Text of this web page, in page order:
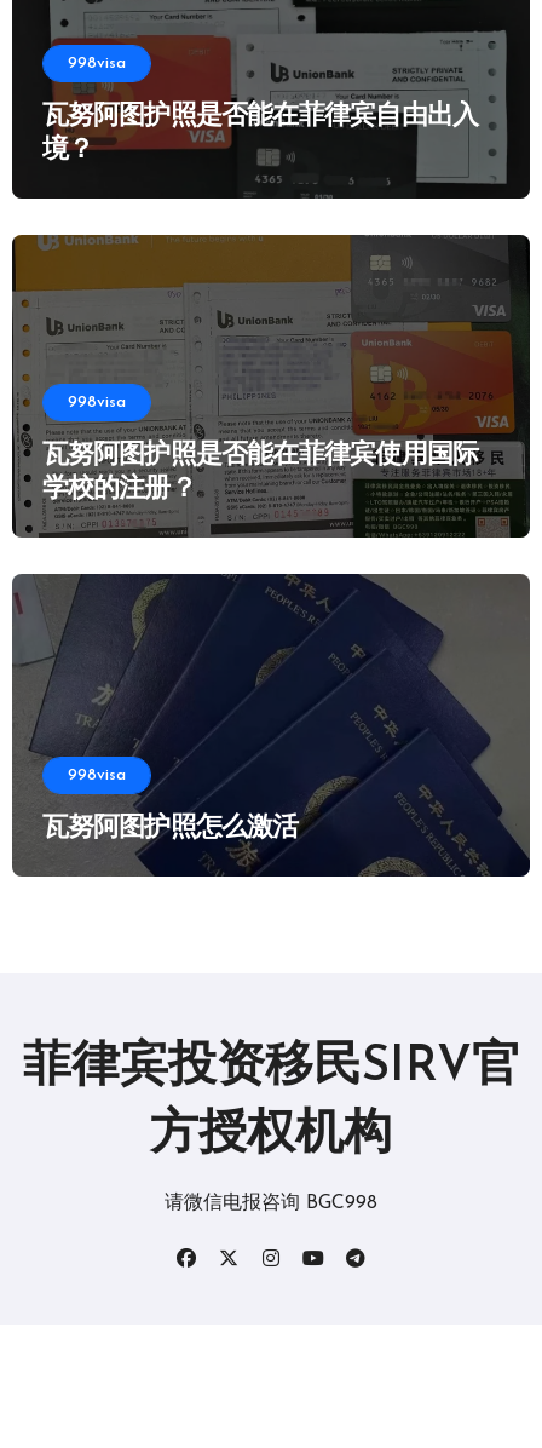
998visa
瓦努阿图护照是否能在菲律宾自由出入
境？
998visa
瓦努阿图护照是否能在菲律宾使用国际
学校的注册？
998visa
瓦努阿图护照怎么激活
菲律宾投资移民SIRV官
方授权机构
请微信电报咨询 BGC998